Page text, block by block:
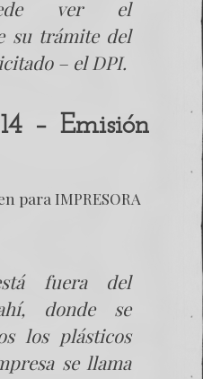
ver el
su trámite del
– el DPI.
– Emisión
fuera del
donde se
los plásticos
se llama